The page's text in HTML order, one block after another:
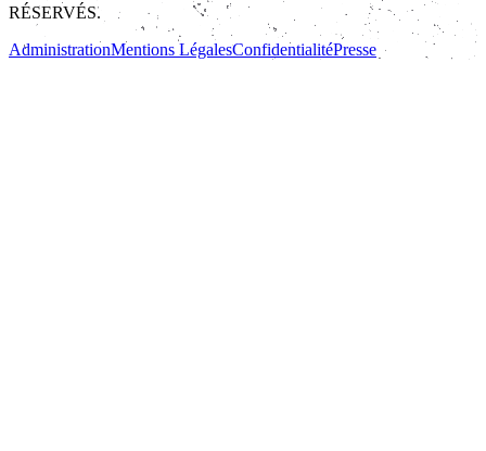
RÉSERVÉS.
AdministrationMentions LégalesConfidentialitéPresse